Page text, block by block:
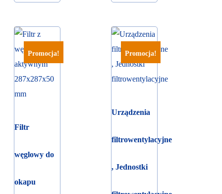
Promocja!
Filtr
węglowy do
okapu
Promocja!
Urządzenia
filtrowentylacyjne
, Jednostki